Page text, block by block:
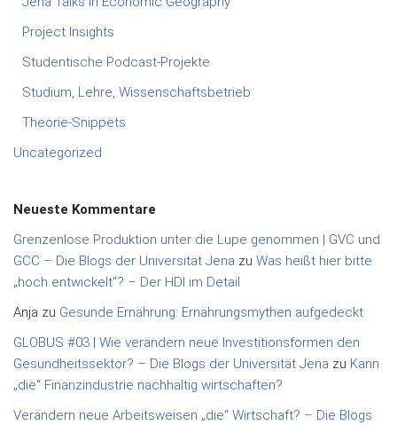
Project Insights
Studentische Podcast-Projekte
Studium, Lehre, Wissenschaftsbetrieb
Theorie-Snippets
Uncategorized
Neueste Kommentare
Grenzenlose Produktion unter die Lupe genommen | GVC und
GCC – Die Blogs der Universität Jena zu Was heißt hier bitte
„hoch entwickelt“? – Der HDI im Detail
Anja zu Gesunde Ernährung: Ernährungsmythen aufgedeckt
GLOBUS #03 | Wie verändern neue Investitionsformen den
Gesundheitssektor? – Die Blogs der Universität Jena zu Kann
„die“ Finanzindustrie nachhaltig wirtschaften?
Verändern neue Arbeitsweisen „die“ Wirtschaft? – Die Blogs